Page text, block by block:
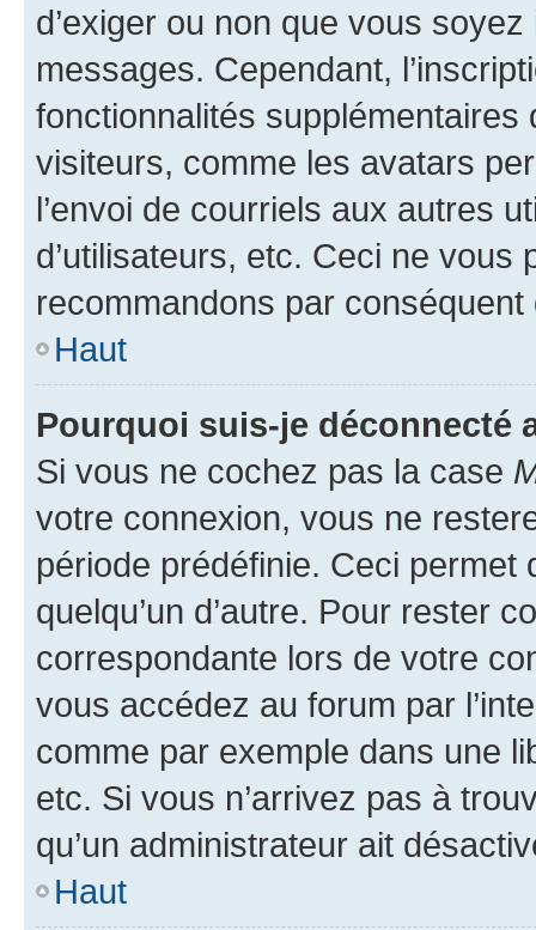
d’exiger ou non que vous
messages. Cependant,
fonctionnalités
visiteurs, comme les avatars
l’envoi de courriels aux autres
d’utilisateurs, etc. Ceci ne vous
recommandons par conséquent
Haut
Pourquoi suis-je déconnecté
Si vous ne cochez pas la case
votre connexion, vous ne
période prédéfinie. Ceci permet
quelqu’un d’autre. Pour rester
correspondante lors de votre
vous accédez au forum par
comme par exemple dans une
etc. Si vous n’arrivez pas à
qu’un administrateur ait
Haut